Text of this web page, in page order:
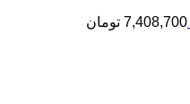
7,408,700 تومان